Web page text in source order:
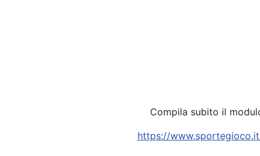
Compila subito il
https://